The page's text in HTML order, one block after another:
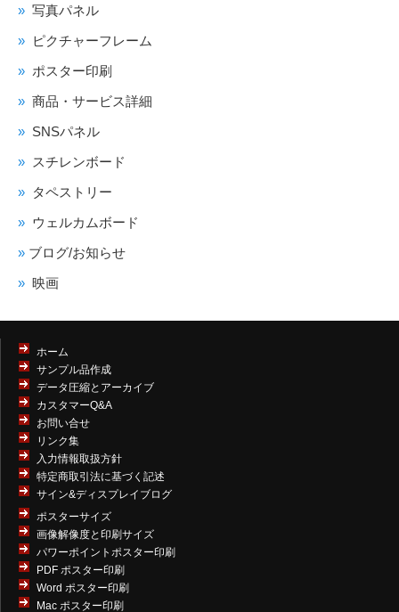
写真パネル
ピクチャーフレーム
ポスター印刷
商品・サービス詳細
SNSパネル
スチレンボード
タペストリー
ウェルカムボード
ブログ/お知らせ
映画
ホーム
サンプル品作成
データ圧縮とアーカイブ
カスタマーQ&A
お問い合せ
リンク集
入力情報取扱方針
特定商取引法に基づく記述
サイン&ディスプレイブログ
ポスターサイズ
画像解像度と印刷サイズ
パワーポイントポスター印刷
PDF ポスター印刷
Word ポスター印刷
Mac ポスター印刷